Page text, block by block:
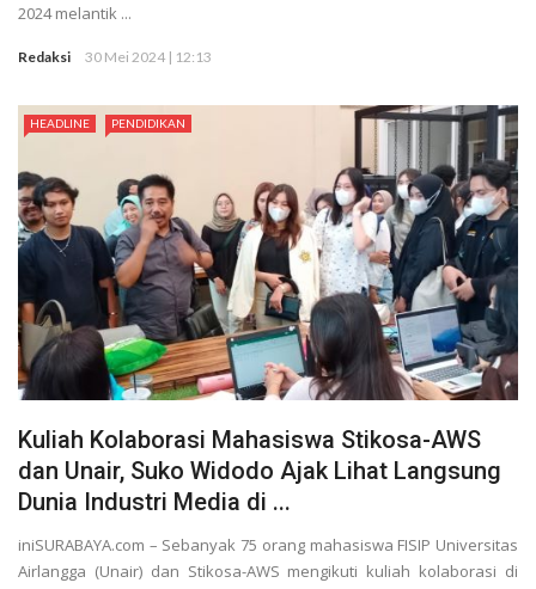
2024 melantik ...
Redaksi 30 Mei 2024 | 12:13
HEADLINE PENDIDIKAN
Kuliah Kolaborasi Mahasiswa Stikosa-AWS
dan Unair, Suko Widodo Ajak Lihat Langsung
Dunia Industri Media di ...
iniSURABAYA.com – Sebanyak 75 orang mahasiswa FISIP Universitas
Airlangga (Unair) dan Stikosa-AWS mengikuti kuliah kolaborasi di